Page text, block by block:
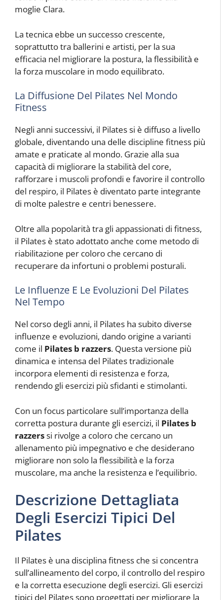
moglie Clara.
La tecnica ebbe un successo crescente,
soprattutto tra ballerini e artisti, per la sua
efficacia nel migliorare la postura, la flessibilità e
la forza muscolare in modo equilibrato.
La Diffusione Del Pilates Nel Mondo
Fitness
Negli anni successivi, il Pilates si è diffuso a livello
globale, diventando una delle discipline fitness più
amate e praticate al mondo. Grazie alla sua
capacità di migliorare la stabilità del core,
rafforzare i muscoli profondi e favorire il controllo
del respiro, il Pilates è diventato parte integrante
di molte palestre e centri benessere.
Oltre alla popolarità tra gli appassionati di fitness,
il Pilates è stato adottato anche come metodo di
riabilitazione per coloro che cercano di
recuperare da infortuni o problemi posturali.
Le Influenze E Le Evoluzioni Del Pilates
Nel Tempo
Nel corso degli anni, il Pilates ha subito diverse
influenze e evoluzioni, dando origine a varianti
come il Pilates b razzers. Questa versione più
dinamica e intensa del Pilates tradizionale
incorpora elementi di resistenza e forza,
rendendo gli esercizi più sfidanti e stimolanti.
Con un focus particolare sull’importanza della
corretta postura durante gli esercizi, il Pilates b
razzerssi rivolge a coloro che cercano un
allenamento più impegnativo e che desiderano
migliorare non solo la flessibilità e la forza
muscolare, ma anche la resistenza e l’equilibrio.
Descrizione Dettagliata
Degli Esercizi Tipici Del
Pilates
Il Pilates è una disciplina fitness che si concentra
sull’allineamento del corpo, il controllo del respiro
e la corretta esecuzione degli esercizi. Gli esercizi
tipici del Pilates sono progettati per migliorare la